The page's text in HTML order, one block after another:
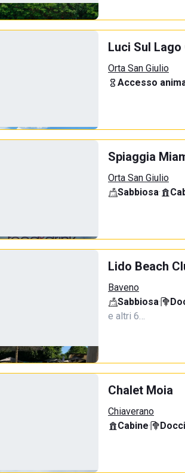
Luci Sul Lago
Orta San Giulio
Accesso
Spiaggia
Orta San Giulio
Sabbiosa·
Lido Beach
Baveno
Sabbiosa·
e altri 6…
Chalet Moia
Chiaverano
Cabine·